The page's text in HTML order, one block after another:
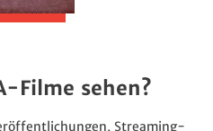
Filme sehen?
Streaming-